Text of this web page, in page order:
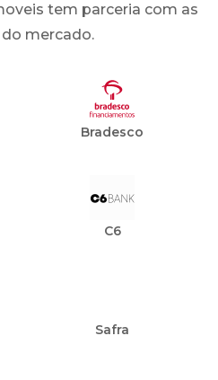
tem parceria com as
mercado.
Bradesco
C6
Safra